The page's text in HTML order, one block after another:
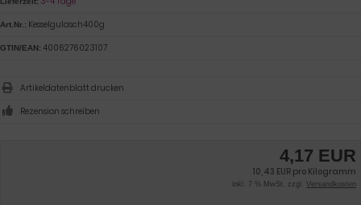
4,17 EUR
10,43 EUR pro Kilogramm
inkl. 7 % MwSt. zzgl. Versandkosten
Art.Nr.: Kesselgulasch400g
GTIN/EAN: 4006276023107
Artikeldatenblatt drucken
Rezension schreiben